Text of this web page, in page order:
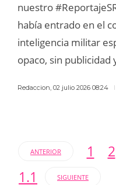
nuestro
había entrado en el
inteligencia militar
opaco, sin publicidad
Redaccion, 02 julio 2026 08:24
ANTERIOR 1 2
1.1
SIGUIENTE